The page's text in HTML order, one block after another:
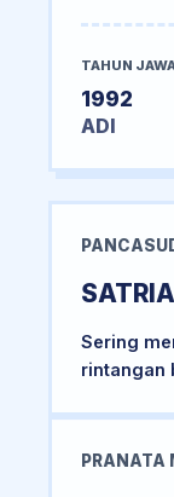
TAHUN
1992
ADI
Sering
rintangan
PRANATA